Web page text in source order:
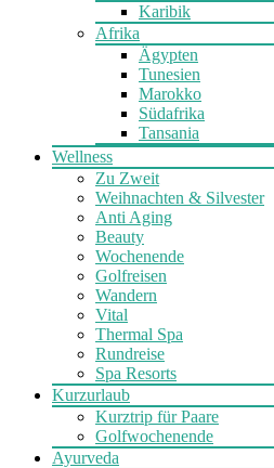
Karibik
Afrika
Ägypten
Tunesien
Marokko
Südafrika
Tansania
Wellness
Zu Zweit
Weihnachten & Silvester
Anti Aging
Beauty
Wochenende
Golfreisen
Wandern
Vital
Thermal Spa
Rundreise
Spa Resorts
Kurzurlaub
Kurztrip für Paare
Golfwochenende
Ayurveda